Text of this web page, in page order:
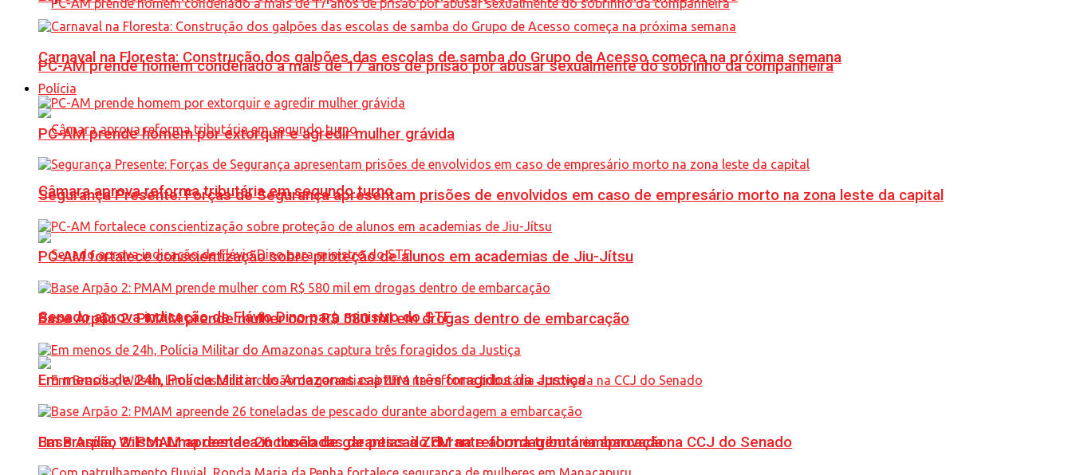
PC-AM prende homem condenado a mais de 17 anos de prisão por abusar sexualmente do sobrinho da companheira
Câmara aprova reforma tributária em segundo turno
Senado aprova indicação de Flávio Dino para ministro do STF
Em Brasília, Wilson Lima destaca inclusão de garantias à ZFM na reforma tributária aprovada na CCJ do Senado
Carnaval na Floresta: Construção dos galpões das escolas de samba do Grupo de Acesso começa na próxima semana
Polícia
PC-AM prende homem por extorquir e agredir mulher grávida
Segurança Presente: Forças de Segurança apresentam prisões de envolvidos em caso de empresário morto na zona leste da capital
PC-AM fortalece conscientização sobre proteção de alunos em academias de Jiu-Jítsu
Base Arpão 2: PMAM prende mulher com R$ 580 mil em drogas dentro de embarcação
Em menos de 24h, Polícia Militar do Amazonas captura três foragidos da Justiça
Base Arpão 2: PMAM apreende 26 toneladas de pescado durante abordagem a embarcação